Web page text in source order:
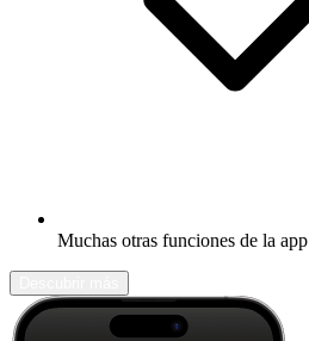
Muchas otras funciones de la app